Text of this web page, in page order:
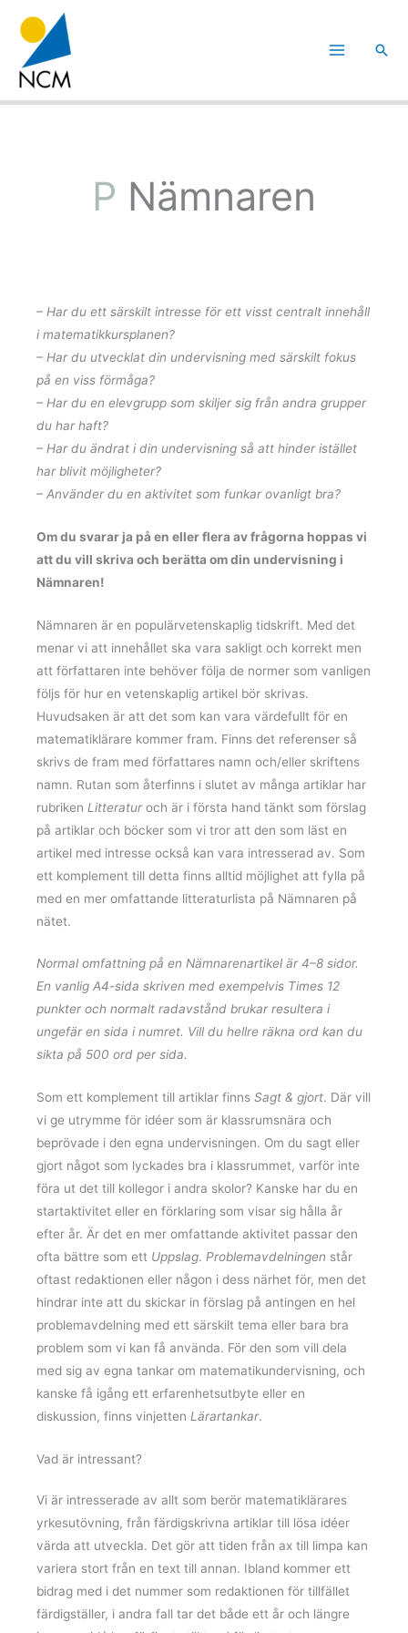
innehåll
Sök
u b Nämnaren
– Har du ett särskilt intresse för ett visst centralt innehåll
i matematikkursplanen?
– Har du utvecklat din undervisning med särskilt fokus
på en viss förmåga?
– Har du en elevgrupp som skiljer sig från andra grupper
du har haft?
– Har du ändrat i din undervisning så att hinder istället
har blivit möjligheter?
– Använder du en aktivitet som funkar ovanligt bra?
Om du svarar ja på en eller flera av frågorna hoppas vi
att du vill skriva och berätta om din undervisning i
Nämnaren!
Nämnaren är en populärvetenskaplig tidskrift. Med det
menar vi att innehållet ska vara sakligt och korrekt men
att författaren inte behöver följa de normer som vanligen
följs för hur en vetenskaplig artikel bör skrivas.
Huvudsaken är att det som kan vara värdefullt för en
matematiklärare kommer fram. Finns det referenser så
skrivs de fram med författares namn och/eller skriftens
namn. Rutan som återfinns i slutet av många artiklar har
rubriken Litteraturoch är i första hand tänkt som förslag
på artiklar och böcker som vi tror att den som läst en
artikel med intresse också kan vara intresserad av. Som
ett komplement till detta finns alltid möjlighet att fylla på
med en mer omfattande litteraturlista på Nämnaren på
nätet.
Normal omfattning på en Nämnarenartikel är 4–8 sidor.
En vanlig A4-sida skriven med exempelvis Times 12
punkter och normalt radavstånd brukar resultera i
ungefär en sida i numret. Vill du hellre räkna ord kan du
sikta på 500 ord per sida.
Som ett komplement till artiklar finns Sagt & gjort. Där vill
vi ge utrymme för idéer som är klassrumsnära och
beprövade i den egna undervisningen. Om du sagt eller
gjort något som lyckades bra i klassrummet, varför inte
föra ut det till kollegor i andra skolor? Kanske har du en
startaktivitet eller en förklaring som visar sig hålla år
efter år. Är det en mer omfattande aktivitet passar den
ofta bättre som ett Uppslag. Problemavdelningen står
oftast redaktionen eller någon i dess närhet för, men det
hindrar inte att du skickar in förslag på antingen en hel
problemavdelning med ett särskilt tema eller bara bra
problem som vi kan få använda. För den som vill dela
med sig av egna tankar om matematikundervisning, och
kanske få igång ett erfarenhetsutbyte eller en
diskussion, finns vinjetten Lärartankar.
Vad är intressant?
Vi är intresserade av allt som berör matematiklärares
yrkesutövning, från färdigskrivna artiklar till lösa idéer
värda att utveckla. Det gör att tiden från ax till limpa kan
variera stort från en text till annan. Ibland kommer ett
bidrag med i det nummer som redaktionen för tillfället
färdigställer, i andra fall tar det både ett år och längre